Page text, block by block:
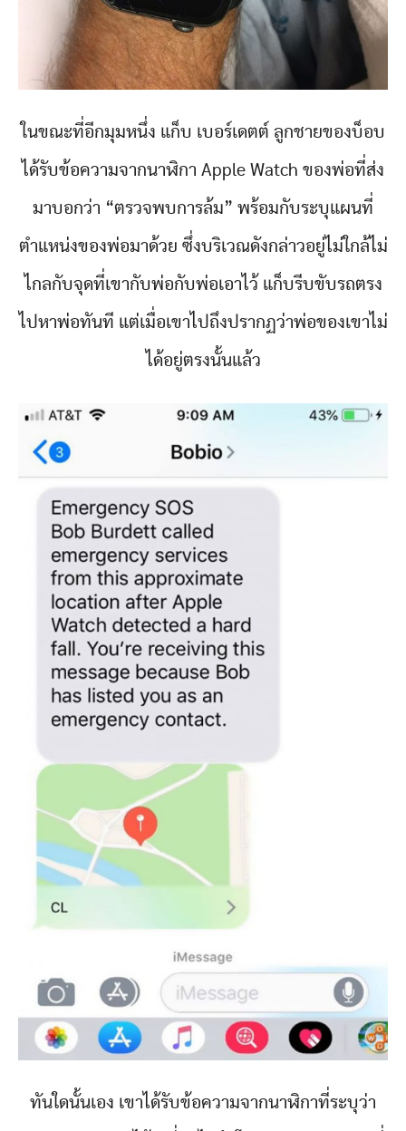
ในขณะที่อีกมุมหนึ่ง แก็บ เบอร์เดตต์ ลูกชายของบ็อบ
ได้รับข้อความจากนาฬิกา Apple Watch ของพ่อที่ส่ง
มาบอกว่า “ตรวจพบการล้ม” พร้อมกับระบุแผนที่
ตำแหน่งของพ่อมาด้วย ซึ่งบริเวณดังกล่าวอยู่ไม่ใกล้ไม่
ไกลกับจุดที่เขากับพ่อกับพ่อเอาไว้ แก็บรีบขับรถตรง
ไปหาพ่อทันที แต่เมื่อเขาไปถึงปรากฏว่าพ่อของเขาไม่
ได้อยู่ตรงนั้นแล้ว
ทันใดนั้นเอง เขาได้รับข้อความจากนาฬิกาที่ระบุว่า